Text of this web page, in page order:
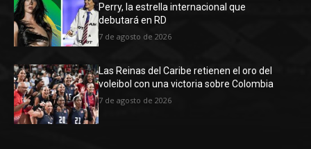
Perry, la estrella internacional que
debutará en RD
7 de agosto de 2026
Las Reinas del Caribe retienen el oro del
voleibol con una victoria sobre Colombia
7 de agosto de 2026